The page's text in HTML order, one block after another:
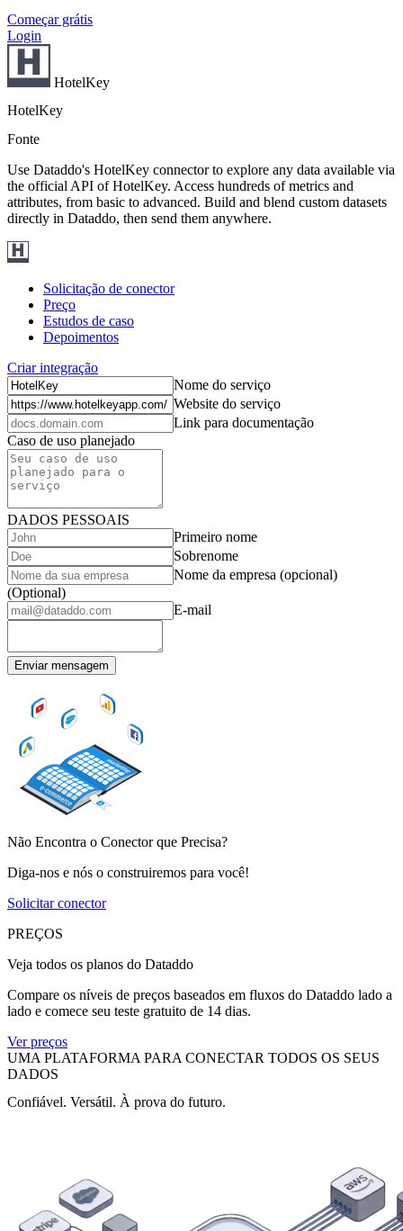
Começar grátis
Login
HotelKey
HotelKey
Fonte
Use Dataddo's HotelKey connector to explore any data available via
the official API of HotelKey. Access hundreds of metrics and
attributes, from basic to advanced. Build and blend custom datasets
directly in Dataddo, then send them anywhere.
Solicitação de conector
Preço
Estudos de caso
Depoimentos
Criar integração
Nome do serviço
Website do serviço
Link para documentação
Caso de uso planejado
DADOS PESSOAIS
Primeiro nome
Sobrenome
Nome da empresa (opcional)
(Optional)
E-mail
Enviar mensagem
Não Encontra o Conector que Precisa?
Diga-nos e nós o construiremos para você!
Solicitar conector
PREÇOS
Veja todos os planos do Dataddo
Compare os níveis de preços baseados em fluxos do Dataddo lado a
lado e comece seu teste gratuito de 14 dias.
Ver preços
UMA PLATAFORMA PARA CONECTAR TODOS OS SEUS
DADOS
Confiável. Versátil. À prova do futuro.